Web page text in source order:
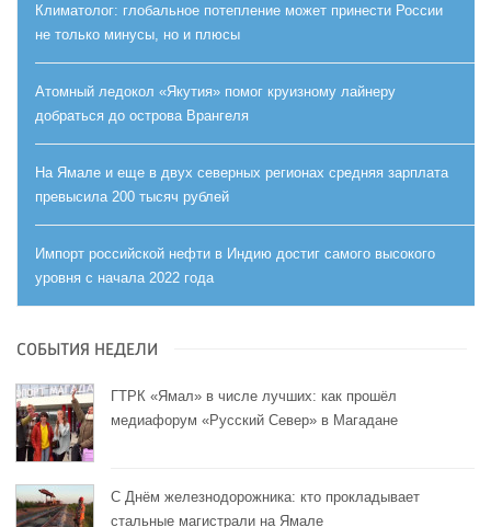
Климатолог: глобальное потепление может принести России
не только минусы, но и плюсы
Атомный ледокол «Якутия» помог круизному лайнеру
добраться до острова Врангеля
На Ямале и еще в двух северных регионах средняя зарплата
превысила 200 тысяч рублей
Импорт российской нефти в Индию достиг самого высокого
уровня с начала 2022 года
СОБЫТИЯ НЕДЕЛИ
ГТРК «Ямал» в числе лучших: как прошёл
медиафорум «Русский Север» в Магадане
С Днём железнодорожника: кто прокладывает
стальные магистрали на Ямале